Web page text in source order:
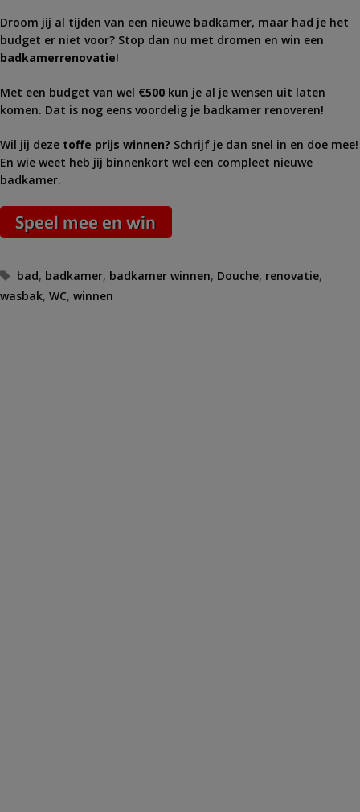
Droom jij al tijden van een nieuwe badkamer, maar had je het
budget er niet voor? Stop dan nu met dromen en win een
badkamerrenovatie!
Met een budget van wel €500 kun je al je wensen uit laten
komen. Dat is nog eens voordelig je badkamer renoveren!
Wil jij deze toffe prijs winnen? Schrijf je dan snel in en doe mee!
En wie weet heb jij binnenkort wel een compleet nieuwe
badkamer.
Tags
bad, badkamer, badkamer winnen, Douche, renovatie,
wasbak, WC, winnen